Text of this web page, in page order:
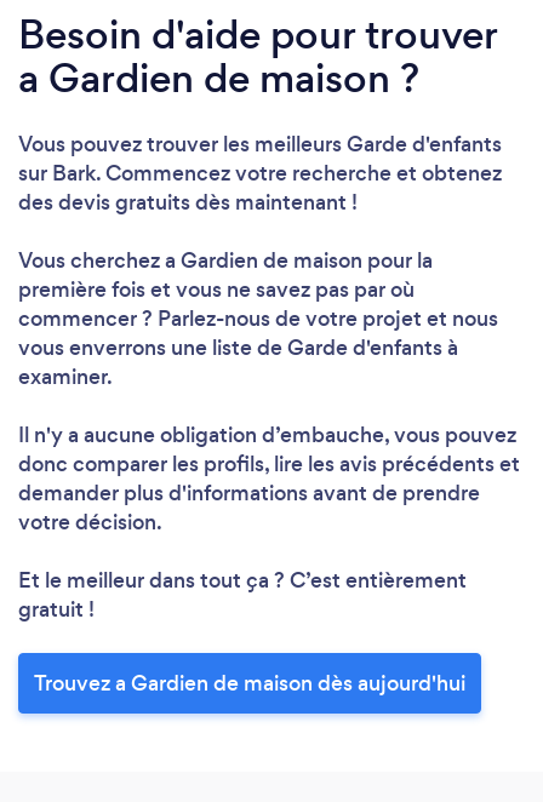
Besoin d'aide pour trouver
a Gardien de maison ?
Vous pouvez trouver les meilleurs Garde d'enfants
sur Bark. Commencez votre recherche et obtenez
des devis gratuits dès maintenant !
Vous cherchez a Gardien de maison pour la
première fois et vous ne savez pas par où
commencer ? Parlez-nous de votre projet et nous
vous enverrons une liste de Garde d'enfants à
examiner.
Il n'y a aucune obligation d’embauche, vous pouvez
donc comparer les profils, lire les avis précédents et
demander plus d'informations avant de prendre
votre décision.
Et le meilleur dans tout ça ? C’est entièrement
gratuit !
Trouvez a Gardien de maison dès aujourd'hui